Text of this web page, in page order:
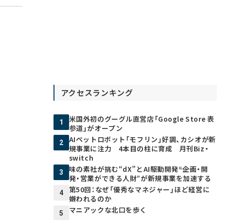
アクセスランキング
1
米国外初のグーグル直営店「Google Store 表
参道」がオープン
2
AIペットロボット「モフリン」好調、カシオが新
規事業に注力 4本目の柱に育成 月刊Biz・
switch
3
味の素社が挑む“dX”とAI駆動開発――“企画・開
発・営業ができる人財”が新規事業を加速する
4
第50回：なぜ「優秀なマネジャー」ほど経営に
嫌われるのか
5 マニアックな北口を歩く